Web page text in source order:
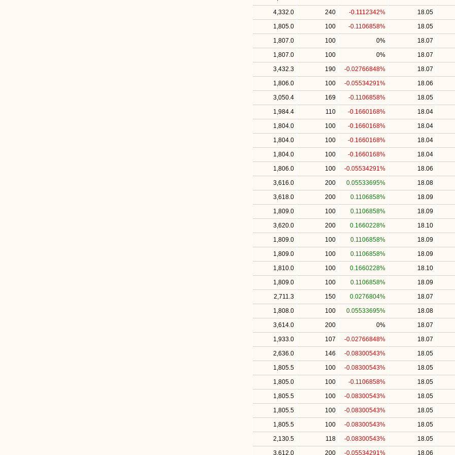
18.05
-0.1112342%
240
4,332.0
18.05
-0.1106858%
100
1,805.0
18.07
0%
100
1,807.0
18.07
0%
100
1,807.0
18.07
-0.02766848%
190
3,432.3
18.06
-0.05534291%
100
1,806.0
18.05
-0.1106858%
169
3,050.4
18.04
-0.1660168%
110
1,984.4
18.04
-0.1660168%
100
1,804.0
18.04
-0.1660168%
100
1,804.0
18.04
-0.1660168%
100
1,804.0
18.06
-0.05534291%
100
1,806.0
18.08
0.05533695%
200
3,616.0
18.09
0.1106858%
200
3,618.0
18.09
0.1106858%
100
1,809.0
18.10
0.1660228%
200
3,620.0
18.09
0.1106858%
100
1,809.0
18.09
0.1106858%
100
1,809.0
18.10
0.1660228%
100
1,810.0
18.09
0.1106858%
100
1,809.0
18.07
0.0276804%
150
2,711.3
18.08
0.05533695%
100
1,808.0
18.07
0%
200
3,614.0
18.07
-0.02766848%
107
1,933.0
18.05
-0.08300543%
146
2,636.0
18.05
-0.08300543%
100
1,805.5
18.05
-0.1106858%
100
1,805.0
18.05
-0.08300543%
100
1,805.5
18.05
-0.08300543%
100
1,805.5
18.05
-0.08300543%
100
1,805.5
18.05
-0.08300543%
118
2,130.5
18.06
-0.05534291%
200
3,612.0